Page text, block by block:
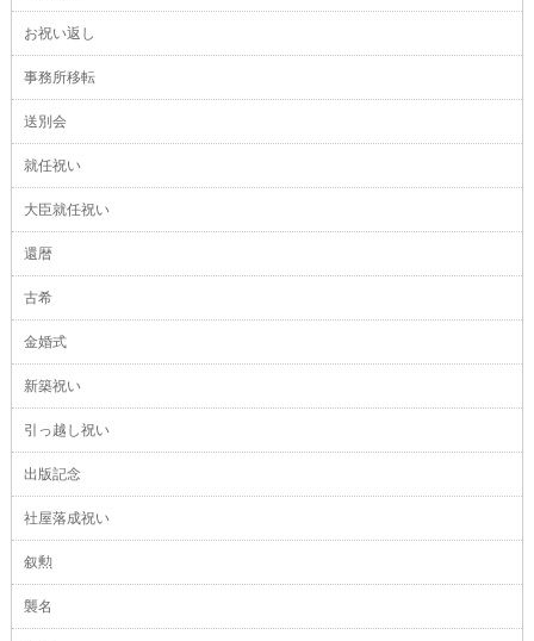
お祝い返し
事務所移転
送別会
就任祝い
大臣就任祝い
還暦
古希
金婚式
新築祝い
引っ越し祝い
出版記念
社屋落成祝い
叙勲
襲名